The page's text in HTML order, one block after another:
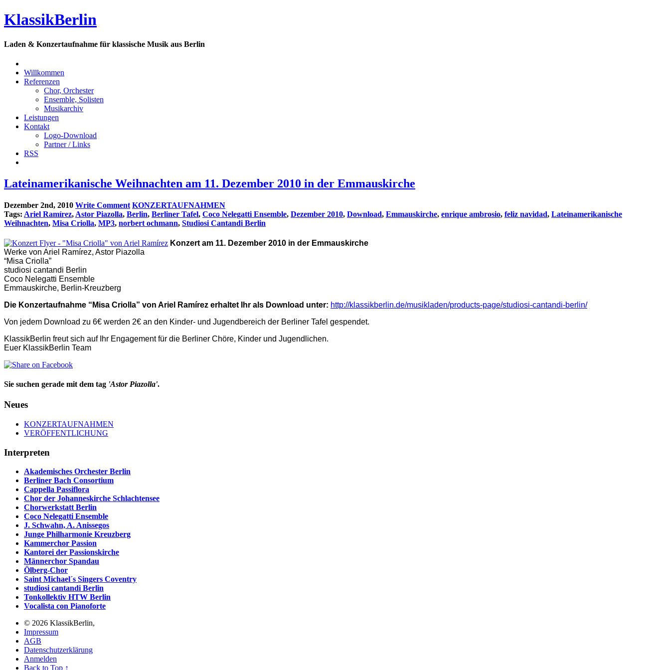
KlassikBerlin
Laden & Konzertaufnahme für klassische Musik aus Berlin
Willkommen
Referenzen
Chor, Orchester
Ensemble, Solisten
Musikarchiv
Leistungen
Kontakt
Logo-Download
Partner / Links
RSS
Lateinamerikanische Weihnachten am 11. Dezember 2010 in der Emmauskirche
Dezember 2nd, 2010 Write Comment KONZERTAUFNAHMEN
Tags: Ariel Ramírez, Astor Piazolla, Berlin, Berliner Tafel, Coco Nelegatti Ensemble, Dezember 2010, Download, Emmauskirche, enrique ambrosio, feliz navidad, Lateinamerikanische
Weihnachten, Misa Criolla, MP3, norbert ochmann, Studiosi Cantandi Berlin
Konzert am 11. Dezember 2010 in der Emmauskirche
Werke von Ariel Ramírez, Astor Piazolla
“Misa Criolla”
studiosi cantandi Berlin
Coco Nelegatti Ensemble
Emmauskirche, Berlin-Kreuzberg
Die Konzertaufnahme “Misa Criolla” von Ariel Ramírez erhaltet Ihr als Download unter: http://klassikberlin.de/musikladen/products-page/studiosi-cantandi-berlin/
Von jedem Download zu 6€ werden 2€ an den Kinder- und Jugendbereich der Berliner Tafel gespendet.
KlassikBerlin freut sich auf Ihr Engagement für die Berliner Chöre, Kinder und Jugendlichen.
Euer KlassikBerlin Team
Sie suchen gerade mit dem tag 'Astor Piazolla'.
Neues
KONZERTAUFNAHMEN
VERÖFFENTLICHUNG
Interpreten
Akademisches Orchester Berlin
Berliner Bach Consortium
Cappella Passiflora
Chor der Johanneskirche Schlachtensee
Chorwerkstatt Berlin
Coco Nelegatti Ensemble
J. Schwahn, A. Anissegos
Junge Philharmonie Kreuzberg
Kammerchor Passion
Kantorei der Passionskirche
Männerchor Spandau
Ölberg-Chor
Saint Michael´s Singers Coventry
studiosi cantandi Berlin
Tonkollektiv HTW Berlin
Vocalista con Pianoforte
© 2026 KlassikBerlin,
Impressum
AGB
Datenschutzerklärung
Anmelden
Back to Top ↑